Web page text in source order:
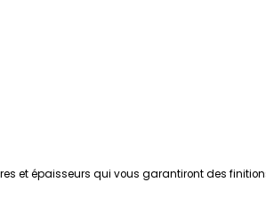
et épaisseurs qui vous garantiront des